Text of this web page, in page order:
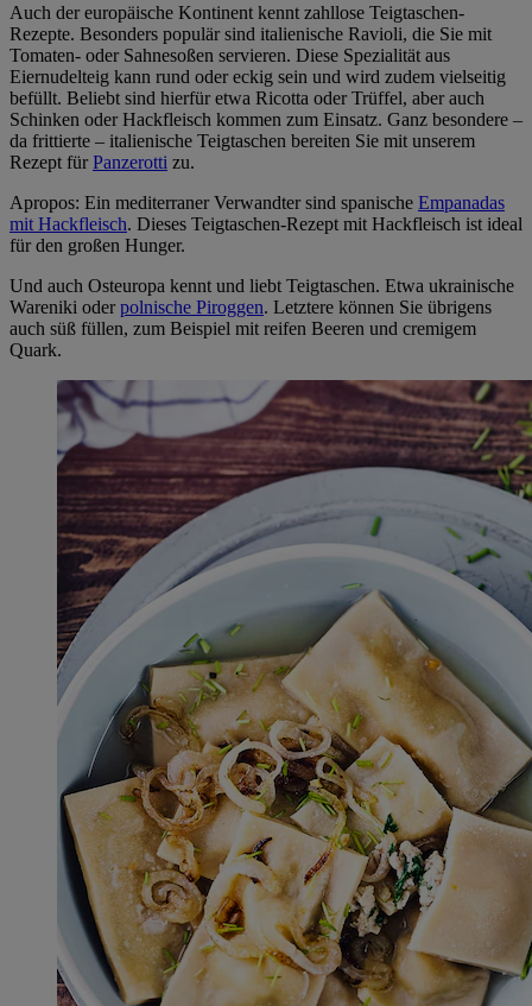
Auch der europäische Kontinent kennt zahllose Teigtaschen-
Rezepte. Besonders populär sind italienische Ravioli, die Sie mit
Tomaten- oder Sahnesoßen servieren. Diese Spezialität aus
Eiernudelteig kann rund oder eckig sein und wird zudem vielseitig
befüllt. Beliebt sind hierfür etwa Ricotta oder Trüffel, aber auch
Schinken oder Hackfleisch kommen zum Einsatz. Ganz besondere –
da frittierte – italienische Teigtaschen bereiten Sie mit unserem
Rezept für Panzerotti zu.
Apropos: Ein mediterraner Verwandter sind spanische Empanadas
mit Hackfleisch. Dieses Teigtaschen-Rezept mit Hackfleisch ist ideal
für den großen Hunger.
Und auch Osteuropa kennt und liebt Teigtaschen. Etwa ukrainische
Wareniki oder polnische Piroggen. Letztere können Sie übrigens
auch süß füllen, zum Beispiel mit reifen Beeren und cremigem
Quark.